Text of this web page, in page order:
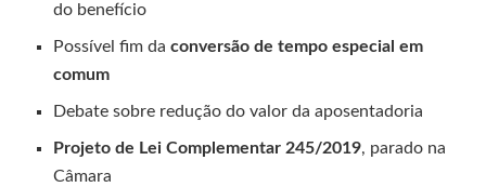
do benefício
Possível fim daconversão de tempo especial em
comum
Debate sobre redução do valor da aposentadoria
Projeto de Lei Complementar 245/2019, parado na
Câmara